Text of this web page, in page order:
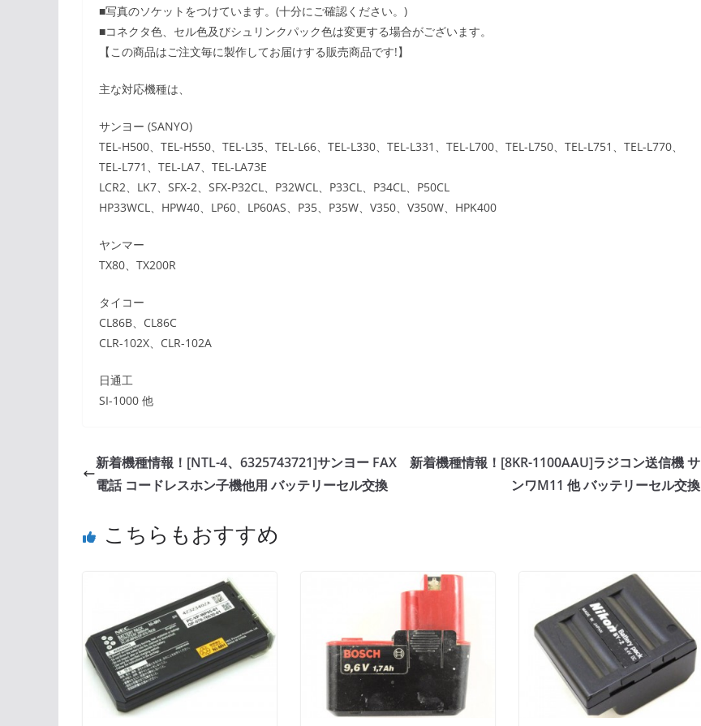
■写真のソケットをつけています。(十分にご確認ください。)
■コネクタ色、セル色及びシュリンクパック色は変更する場合がございます。
【この商品はご注文毎に製作してお届けする販売商品です!】
主な対応機種は、
サンヨー (SANYO)
TEL-H500、TEL-H550、TEL-L35、TEL-L66、TEL-L330、TEL-L331、TEL-L700、TEL-L750、TEL-L751、TEL-L770、
TEL-L771、TEL-LA7、TEL-LA73E
LCR2、LK7、SFX-2、SFX-P32CL、P32WCL、P33CL、P34CL、P50CL
HP33WCL、HPW40、LP60、LP60AS、P35、P35W、V350、V350W、HPK400
ヤンマー
TX80、TX200R
タイコー
CL86B、CL86C
CLR-102X、CLR-102A
日通工
SI-1000 他
新着機種情報！[NTL-4、6325743721]サンヨー FAX
電話 コードレスホン子機他用 バッテリーセル交換
新着機種情報！[8KR-1100AAU]ラジコン送信機 サ
ンワM11 他 バッテリーセル交換
こちらもおすすめ